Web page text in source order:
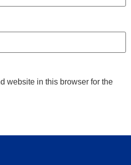
website in this browser for the